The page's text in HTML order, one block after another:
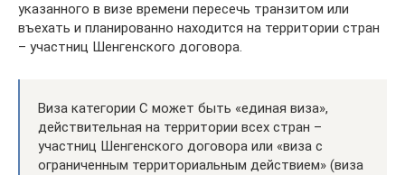
указанного в визе времени пересечь транзитом или
въехать и планированно находится на территории стран
– участниц Шенгенского договора.
Виза категории С может быть «единая виза»,
действительная на территории всех стран –
участниц Шенгенского договора или «виза c
ограниченным территориальным действием» (виза